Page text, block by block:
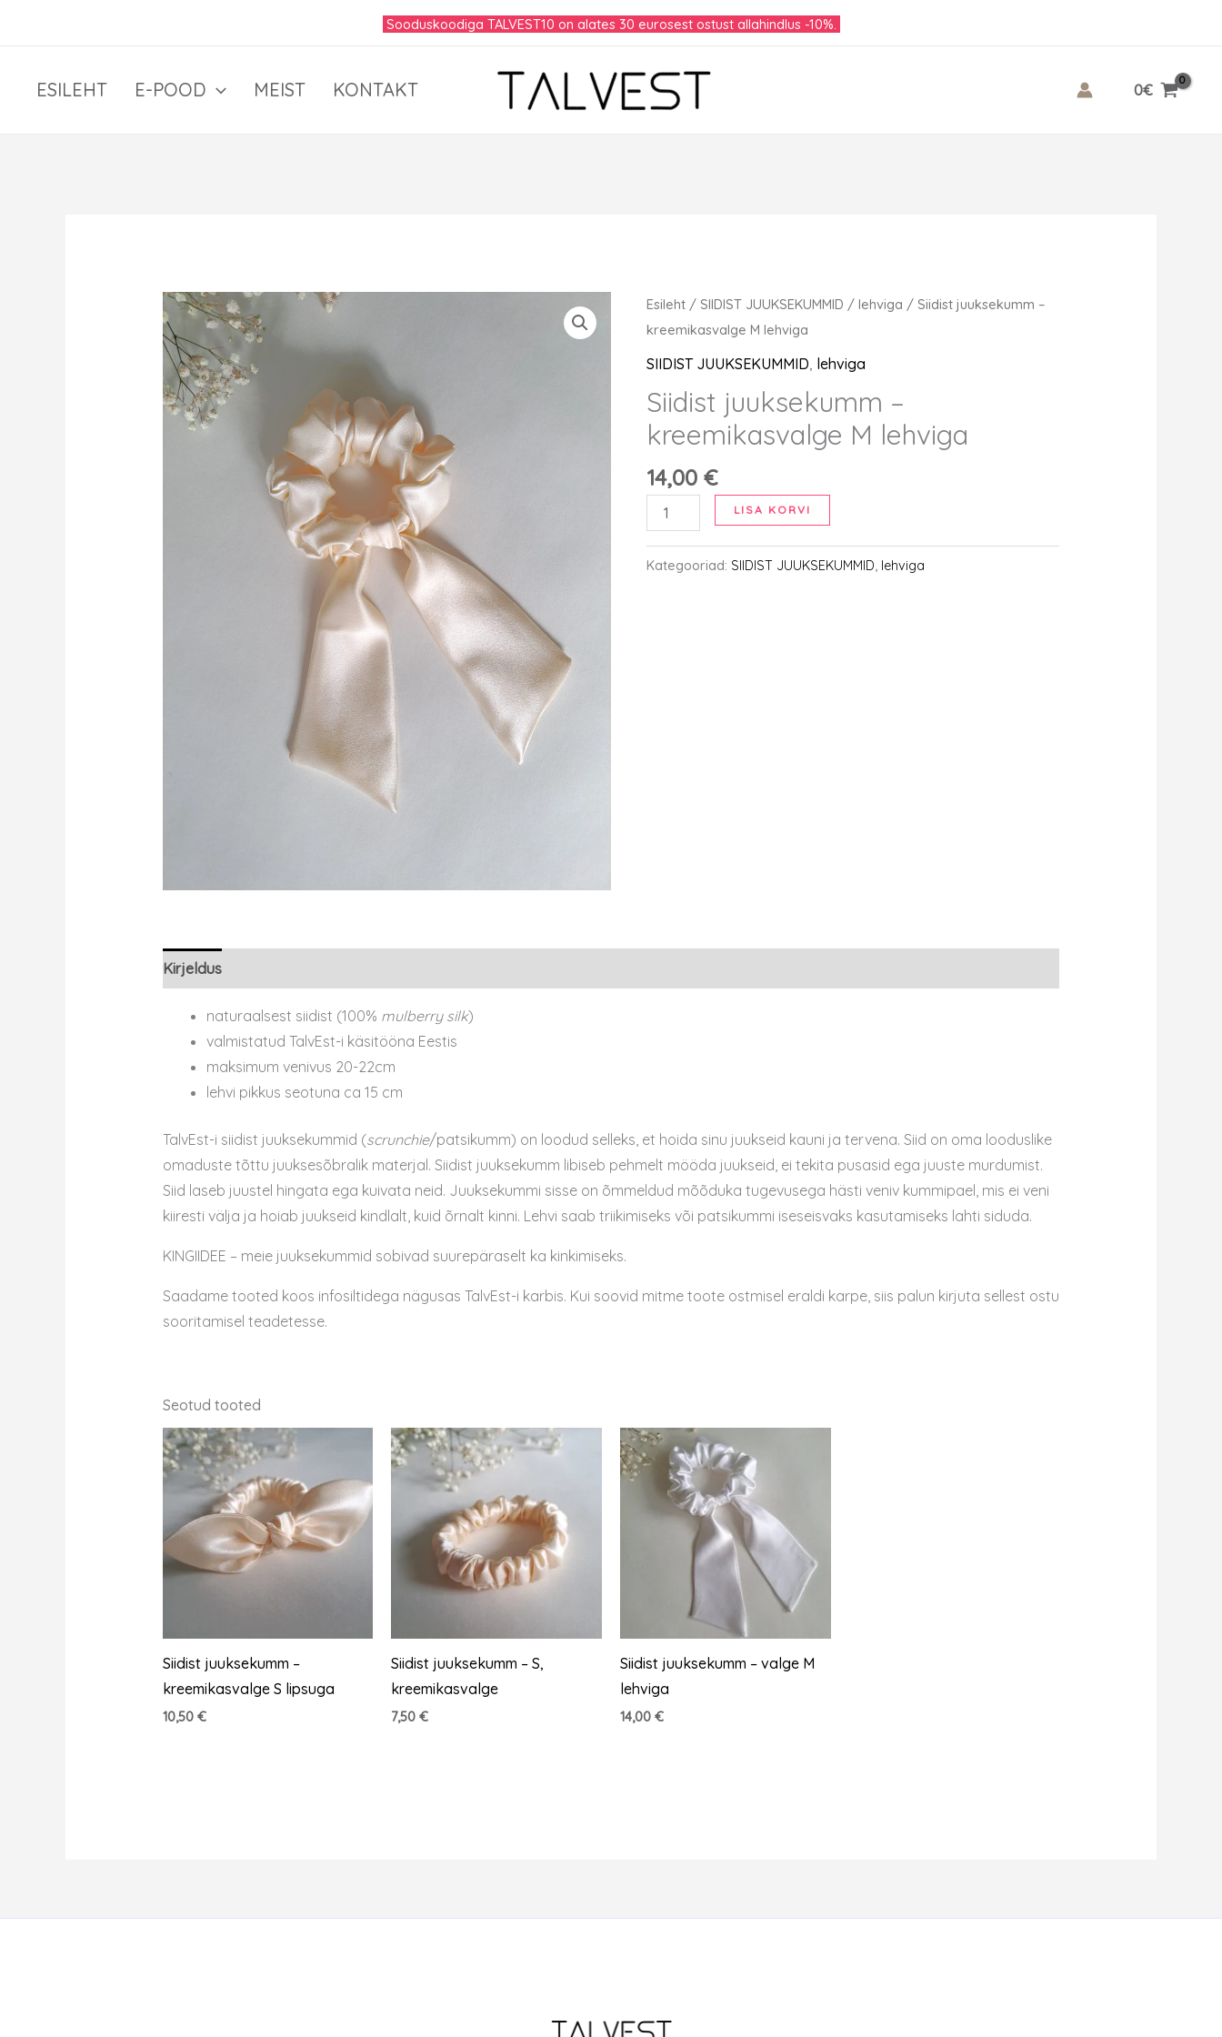
Sooduskoodiga TALVEST10 on alates 30 eurosest ostust allahindlus -10%.
ESILEHT E-POOD MEIST KONTAKT 0€
Esileht / SIIDIST JUUKSEKUMMID /lehviga / Siidist juuksekumm –
kreemikasvalge M lehviga
SIIDIST JUUKSEKUMMID, lehviga
Siidist juuksekumm –
kreemikasvalge M lehviga
14,00€
Siidist
juuksekumm
-
LISA KORVI
Kategooriad: SIIDIST JUUKSEKUMMID, lehviga
Kirjeldus
naturaalsest siidist (100% mulberry silk)
valmistatud TalvEst-i käsitööna Eestis
maksimum venivus 20-22cm
lehvi pikkus seotuna ca 15 cm
TalvEst-i siidist juuksekummid (scrunchie/patsikumm) on loodud selleks, et hoida sinu juukseid kauni ja tervena. Siid on oma looduslike
omaduste tõttu juuksesõbralik materjal. Siidist juuksekumm libiseb pehmelt mööda juukseid, ei tekita pusasid ega juuste murdumist.
Siid laseb juustel hingata ega kuivata neid. Juuksekummi sisse on õmmeldud mõõduka tugevusega hästi veniv kummipael, mis ei veni
kiiresti välja ja hoiab juukseid kindlalt, kuid õrnalt kinni. Lehvi saab triikimiseks või patsikummi iseseisvaks kasutamiseks lahti siduda.
KINGIIDEE – meie juuksekummid sobivad suurepäraselt ka kinkimiseks.
Saadame tooted koos infosiltidega nägusas TalvEst-i karbis. Kui soovid mitme toote ostmisel eraldi karpe, siis palun kirjuta sellest ostu
sooritamisel teadetesse.
Seotud tooted
Siidist juuksekumm –
kreemikasvalge S lipsuga
10,50 €
Siidist juuksekumm – S,
kreemikasvalge
7,50€
Siidist juuksekumm – valge M
lehviga
14,00 €